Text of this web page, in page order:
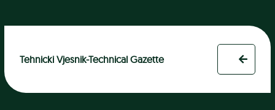
Tehnicki Vjesnik-Technical Gazette